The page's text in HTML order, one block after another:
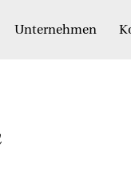
Unternehmen